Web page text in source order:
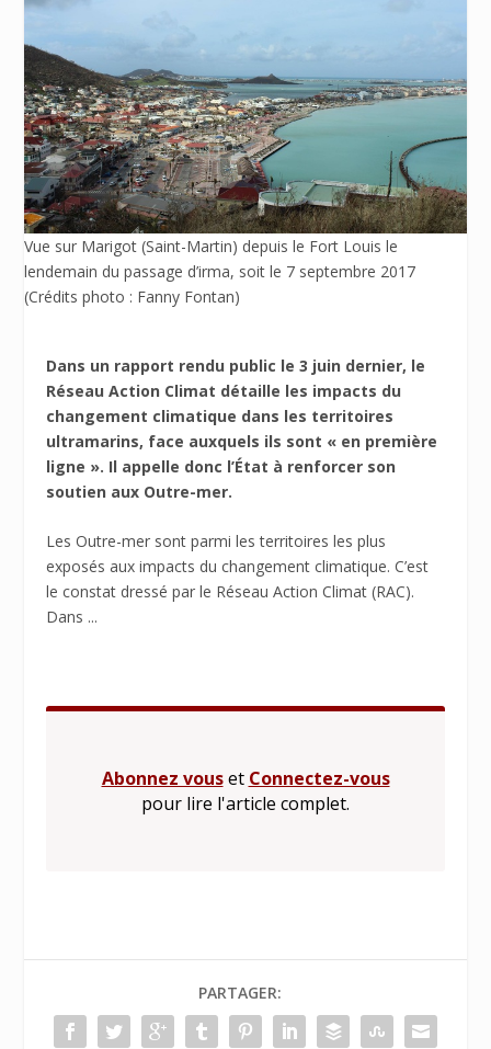
Vue sur Marigot (Saint-Martin) depuis le Fort Louis le
lendemain du passage d’irma, soit le 7 septembre 2017
(Crédits photo : Fanny Fontan)
Dans un rapport rendu public le 3 juin dernier, le
Réseau Action Climat détaille les impacts du
changement climatique dans les territoires
ultramarins, face auxquels ils sont « en première
ligne ». Il appelle donc l’État à renforcer son
soutien aux Outre-mer.
Les Outre-mer sont parmi les territoires les plus
exposés aux impacts du changement climatique. C’est
le constat dressé par le Réseau Action Climat (RAC).
Dans ...
Abonnez vouset Connectez-vous
pour lire l'article complet.
PARTAGER: